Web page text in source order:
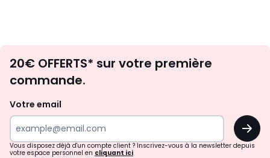
d'inspirations
surprises?
20€ OFFERTS* sur votre première
commande.
Votre email
OK
Vous disposez déjà d'un compte client ? Inscrivez-vous à la newsletter depuis
votre espace personnel en cliquant ici